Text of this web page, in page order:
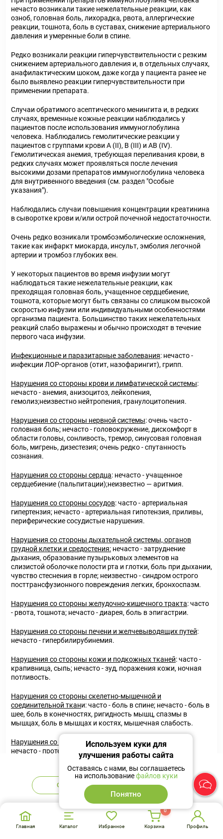
Нет в наличии
Сообщить Аналоги
нечасто возникали такие нежелательные реакции, как
озноб, головная боль, лихорадка, рвота, аллергические
реакции, тошнота, боль в суставах, снижение артериального
давления и умеренные боли в спине.
Редко возникали реакции гиперчувствительности с резким
снижением артериального давления и, в отдельных случаях,
анафилактическим шоком, даже когда у пациента ранее не
было выявлено реакции гиперчувствительности при
применении препарата.
Случаи обратимого асептического менингита и, в редких
случаях, временные кожные реакции наблюдались у
пациентов после использования иммуноглобулина
человека. Наблюдались гемолитические реакции у
пациентов с группами крови А (II), В (III) и АВ (IV).
Гемолитическая анемия, требующая переливания крови, в
редких случаях может проявляться после лечения
высокими дозами препаратов иммуноглобулина человека
для внутривенного введения (см. раздел "Особые
указания").
Наблюдались случаи повышения концентрации креатинина
в сыворотке крови и/или острой почечной недостаточности.
Очень редко возникали тромбоэмболические осложнения,
такие как инфаркт миокарда, инсульт, эмболия легочной
артерии и тромбоз глубоких вен.
У некоторых пациентов во время инфузии могут
наблюдаться такие нежелательные реакции, как
преходящая головная боль, учащенное сердцебиение,
тошнота, которые могут быть связаны со слишком высокой
скоростью инфузии или индивидуальными особенностями
организма пациента. Большинство таких нежелательных
реакций слабо выражены и обычно происходят в течение
первого часа инфузии.
Инфекционные и паразитарные заболевания: нечасто -
инфекции ЛОР-органов (отит, назофарингит), грипп.
Нарушения со стороны крови и лимфатической системы:
нечасто - анемия, анизоцитоз, лейкопения,
гемолиз;неизвестно нейтропения, гранулоцитопения.
Нарушения со стороны нервной системы: очень часто -
головная боль; нечасто - головокружение, дискомфорт в
области головы, сонливость, тремор, синусовая головная
боль, мигрень, дизестезия; очень редко - спутанность
сознания.
Нарушения со стороны сердца: нечасто - учащенное
сердцебиение (пальпитации);неизвестно — аритмия.
Нарушения со стороны сосудов: часто - артериальная
гипертензия; нечасто - артериальная гипотензия, приливы,
периферические сосудистые нарушения.
Нарушения со стороны дыхательной системы, органов
грудной клетки и средостения: нечасто - затруднение
дыхания, образование пузырьковых элементов на
слизистой оболочке полости рта и глотки, боль при дыхании,
чувство стеснения в горле; неизвестно - синдром острого
посттрансфузионного повреждения легких, бронхоспазм.
Нарушения со стороны желудочно-кишечного тракта: часто
- рвота, тошнота; нечасто - диарея, боль в эпигастрии.
Нарушения со стороны печени и желчевыводящих путей:
нечасто - гипербилирубинемия.
Нарушения со стороны кожи и подкожных тканей: часто -
крапивница, сыпь; нечасто - зуд, поражения кожи, ночная
потливость.
Нарушения со стороны скелетно-мышечной и
соединительной ткани: часто - боль в спине; нечасто - боль в
шее, боль в конечностях, ригидность мышц, спазмы в
мышцах, боль в мышцах и костях, мышечная слабость.
Нарушения со стороны почек и мочевыводящих путей
нечасто - протеинурия.
Общие расстройства и нарушения в месте введения: часто -
озноб, утомляемость, лихорадка, астения, гриппоподобное
состояние; нечасто - боль в груди, общее недомогание,
повышение температуры тела, боль в месте инъекции.
Лабораторные и инструментальные данные:нечасто -
увеличение концентрации связанного и несвязанного
Главная Каталог Избранное Корзина
0
Профиль
Используем куки для
улучшения работы сайта
Оставаясь с нами, вы соглашаетесь
на использованиефайлов куки
Понятно